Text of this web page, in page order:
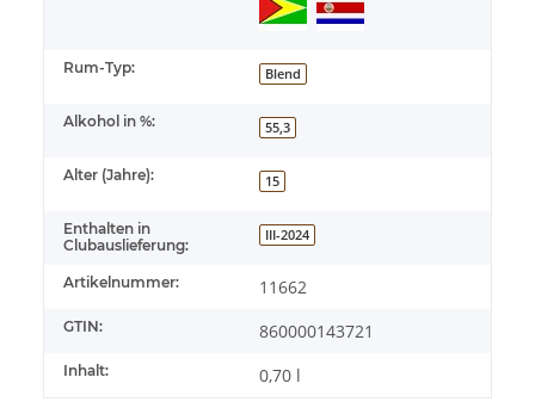
Rum-Typ: Blend
Alkohol in %: 55,3
Alter (Jahre): 15
Enthalten in
Clubauslieferung:
III-2024
Artikelnummer: 11662
GTIN: 860000143721
Inhalt: 0,70 l